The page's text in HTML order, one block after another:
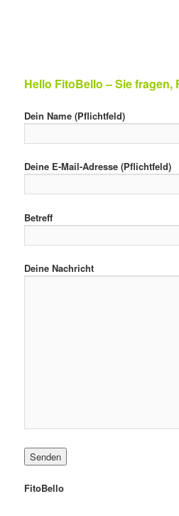
Hello FitoBello – Sie
Dein Name (Pflichtfeld)
Deine E-Mail-Adresse (Pflichtfeld)
Betreff
Deine Nachricht
FitoBello